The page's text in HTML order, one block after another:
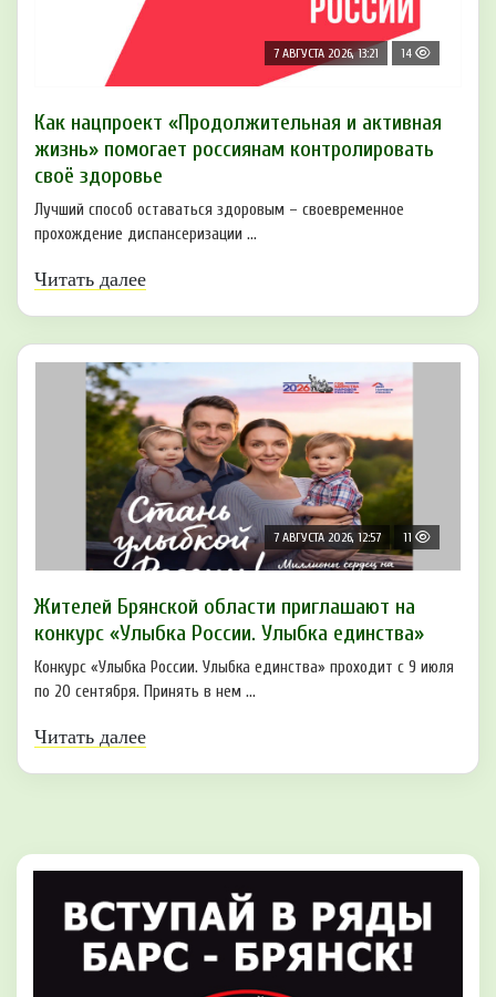
7 АВГУСТА 2026, 13:21 14
Как нацпроект «Продолжительная и активная
жизнь» помогает россиянам контролировать
своё здоровье
Лучший способ оставаться здоровым – своевременное
прохождение диспансеризации ...
Читать далее
7 АВГУСТА 2026, 12:57 11
Жителей Брянской области приглашают на
конкурс «Улыбка России. Улыбка единства»
Конкурс «Улыбка России. Улыбка единства» проходит с 9 июля
по 20 сентября. Принять в нем ...
Читать далее